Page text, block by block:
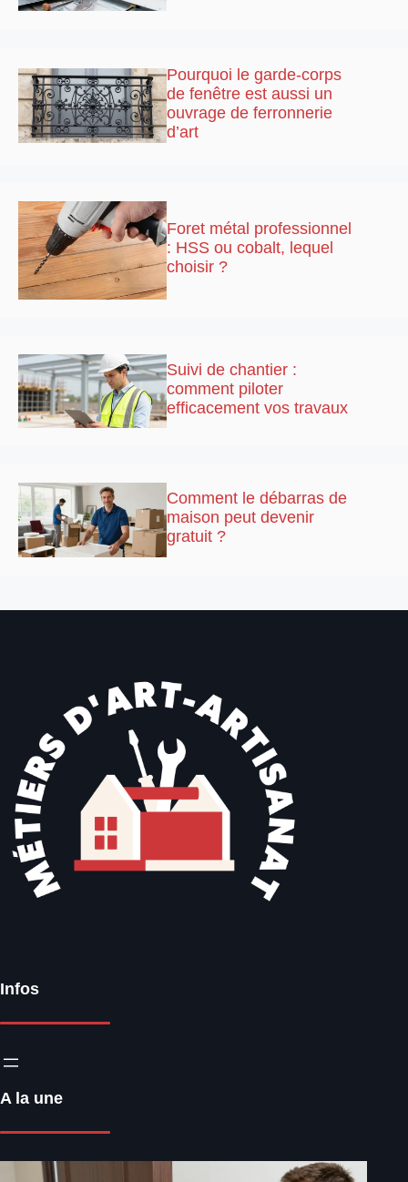
Pourquoi le garde-corps
de fenêtre est aussi un
ouvrage de ferronnerie
d’art
Foret métal professionnel
: HSS ou cobalt, lequel
choisir ?
Suivi de chantier :
comment piloter
efficacement vos travaux
Comment le débarras de
maison peut devenir
gratuit ?
Infos
A la une